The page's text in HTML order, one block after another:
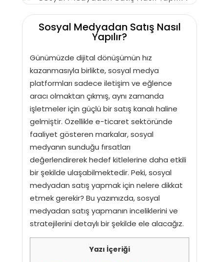
Sosyal Medyadan Satış Nasıl
Yapılır?
Günümüzde dijital dönüşümün hız
kazanmasıyla birlikte, sosyal medya
platformları sadece iletişim ve eğlence
aracı olmaktan çıkmış, aynı zamanda
işletmeler için güçlü bir satış kanalı haline
gelmiştir. Özellikle e-ticaret sektöründe
faaliyet gösteren markalar, sosyal
medyanın sunduğu fırsatları
değerlendirerek hedef kitlelerine daha etkili
bir şekilde ulaşabilmektedir. Peki, sosyal
medyadan satış yapmak için nelere dikkat
etmek gerekir? Bu yazımızda, sosyal
medyadan satış yapmanın inceliklerini ve
stratejilerini detaylı bir şekilde ele alacağız.
Yazı İçeriği